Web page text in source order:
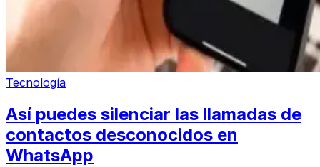
Tecnología
Así puedes silenciar las llamadas de
contactos desconocidos en
WhatsApp